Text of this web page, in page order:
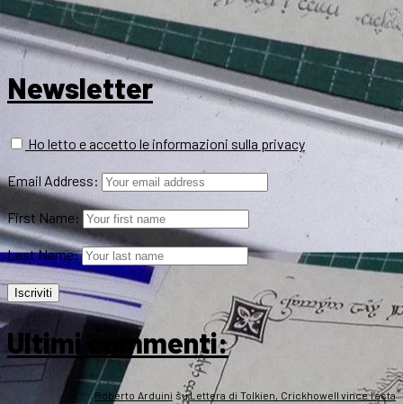
Newsletter
Ho letto e accetto le informazioni sulla privacy
Email Address:
First Name:
Last Name:
Ultimi commenti:
Roberto Arduini suLettera di Tolkien, Crickhowell vince l’asta